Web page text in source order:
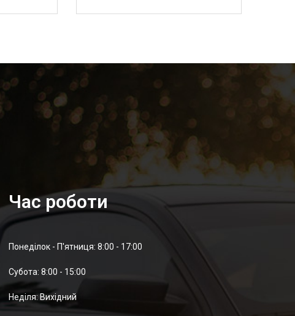
Час роботи
Понеділок - П'ятниця: 8:00 - 17:00
Суботa: 8:00 - 15:00
Неділя: Вихідний